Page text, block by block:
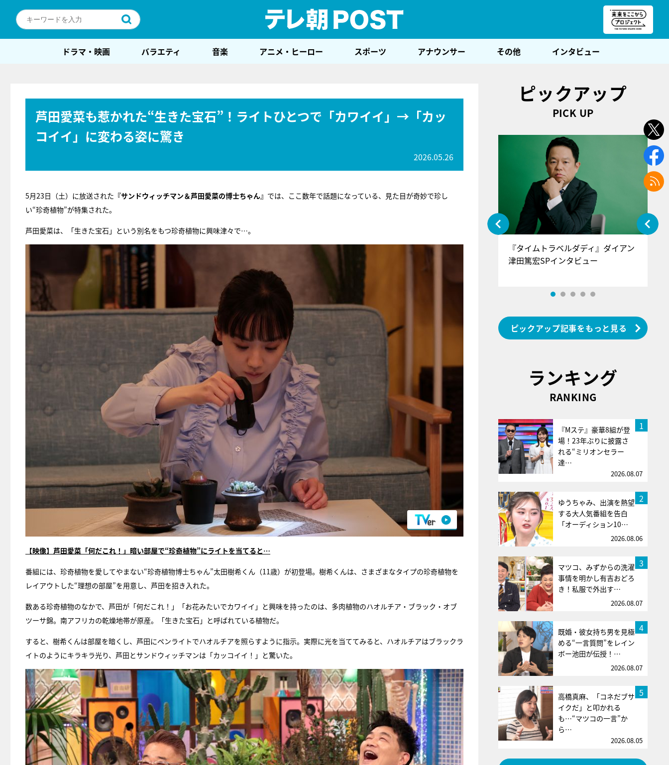
ドラマ・映画 バラエティ 音楽 アニメ・ヒーロー スポーツ アナウンサー その他 インタビュー
芦田愛菜も惹かれた“生きた宝石”！ライトひとつで「カワイイ」→「カッ
コイイ」に変わる姿に驚き
2026.05.26
5月23日（土）に放送された 『サンドウィッチマン＆芦田愛菜の博士ちゃん』 では、ここ数年で話題になっている、見た目が奇妙で珍し
い“珍奇植物”が特集された。
芦田愛菜は、「生きた宝石」という別名をもつ珍奇植物に興味津々で…。
【映像】芦田愛菜「何だこれ！」暗い部屋で“珍奇植物”にライトを当てると…
番組には、珍奇植物を愛してやまない“珍奇植物博士ちゃん”太田樹希くん（11歳）が初登場。樹希くんは、さまざまなタイプの珍奇植物を
レイアウトした“理想の部屋”を用意し、芦田を招き入れた。
数ある珍奇植物のなかで、芦田が「何だこれ！」「お花みたいでカワイイ」と興味を持ったのは、多肉植物のハオルチア・ブラック・オブ
ツーサ錦。南アフリカの乾燥地帯が原産。「生きた宝石」と呼ばれている植物だ。
すると、樹希くんは部屋を暗くし、芦田にペンライトでハオルチアを照らすように指示。実際に光を当ててみると、ハオルチアはブラックラ
イトのようにキラキラ光り、芦田とサンドウィッチマンは「カッコイイ！」と驚いた。
ピックアップ
PICK UP
『アイ＝ラブ！げーみんぐ』＝LOV
E齋藤樹愛羅＆佐々木舞香SPインタ
『タイムトラベルダディ』ダイアン
津田篤宏SPインタビュー
ピックアップ記事をもっと見る
ランキング
RANKING
1
『Mステ』豪華8組が登
場！23年ぶりに披露さ
れる“ミリオンセラー
達…
2026.08.07
2
ゆうちゃみ、出演を熱望
する大人気番組を告白
「オーディション10…
2026.08.06
3
マツコ、みずからの洗濯
事情を明かし有吉おどろ
き！私服で外出す…
2026.08.07
4
既婚・彼女持ち男を見極
める“一言質問”をレイン
ボー池田が伝授！…
2026.08.07
5
高橋真麻、「コネだブサ
イクだ」と叩かれる
も…“マツコの一言”か
ら…
2026.08.05